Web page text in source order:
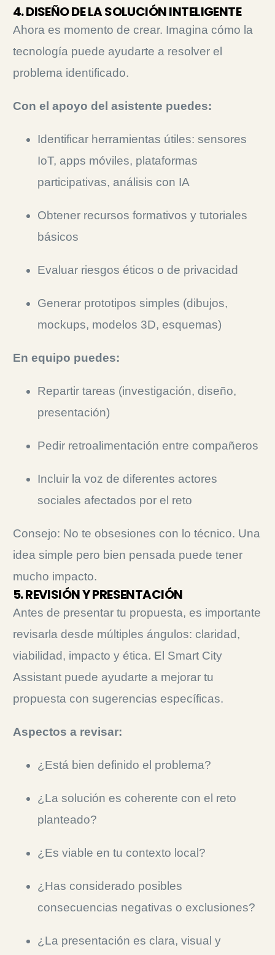
4. DISEÑO DE LA SOLUCIÓN INTELIGENTE
Ahora es momento de crear. Imagina cómo la
tecnología puede ayudarte a resolver el
problema identificado.
Con el apoyo del asistente puedes:
Identificar herramientas útiles: sensores
IoT, apps móviles, plataformas
participativas, análisis con IA
Obtener recursos formativos y tutoriales
básicos
Evaluar riesgos éticos o de privacidad
Generar prototipos simples (dibujos,
mockups, modelos 3D, esquemas)
En equipo puedes:
Repartir tareas (investigación, diseño,
presentación)
Pedir retroalimentación entre compañeros
Incluir la voz de diferentes actores
sociales afectados por el reto
Consejo: No te obsesiones con lo técnico. Una
idea simple pero bien pensada puede tener
mucho impacto.
5. REVISIÓN Y PRESENTACIÓN
Antes de presentar tu propuesta, es importante
revisarla desde múltiples ángulos: claridad,
viabilidad, impacto y ética. El Smart City
Assistant puede ayudarte a mejorar tu
propuesta con sugerencias específicas.
Aspectos a revisar:
¿Está bien definido el problema?
¿La solución es coherente con el reto
planteado?
¿Es viable en tu contexto local?
¿Has considerado posibles
consecuencias negativas o exclusiones?
¿La presentación es clara, visual y